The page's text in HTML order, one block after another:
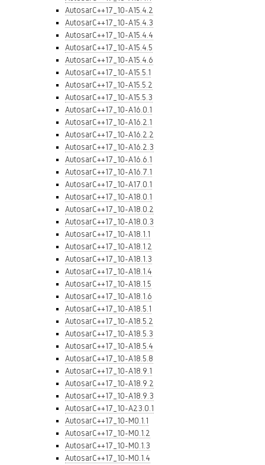
AutosarC++17_10-A15.4.2
AutosarC++17_10-A15.4.3
AutosarC++17_10-A15.4.4
AutosarC++17_10-A15.4.5
AutosarC++17_10-A15.4.6
AutosarC++17_10-A15.5.1
AutosarC++17_10-A15.5.2
AutosarC++17_10-A15.5.3
AutosarC++17_10-A16.0.1
AutosarC++17_10-A16.2.1
AutosarC++17_10-A16.2.2
AutosarC++17_10-A16.2.3
AutosarC++17_10-A16.6.1
AutosarC++17_10-A16.7.1
AutosarC++17_10-A17.0.1
AutosarC++17_10-A18.0.1
AutosarC++17_10-A18.0.2
AutosarC++17_10-A18.0.3
AutosarC++17_10-A18.1.1
AutosarC++17_10-A18.1.2
AutosarC++17_10-A18.1.3
AutosarC++17_10-A18.1.4
AutosarC++17_10-A18.1.5
AutosarC++17_10-A18.1.6
AutosarC++17_10-A18.5.1
AutosarC++17_10-A18.5.2
AutosarC++17_10-A18.5.3
AutosarC++17_10-A18.5.4
AutosarC++17_10-A18.5.8
AutosarC++17_10-A18.9.1
AutosarC++17_10-A18.9.2
AutosarC++17_10-A18.9.3
AutosarC++17_10-A23.0.1
AutosarC++17_10-M0.1.1
AutosarC++17_10-M0.1.2
AutosarC++17_10-M0.1.3
AutosarC++17_10-M0.1.4